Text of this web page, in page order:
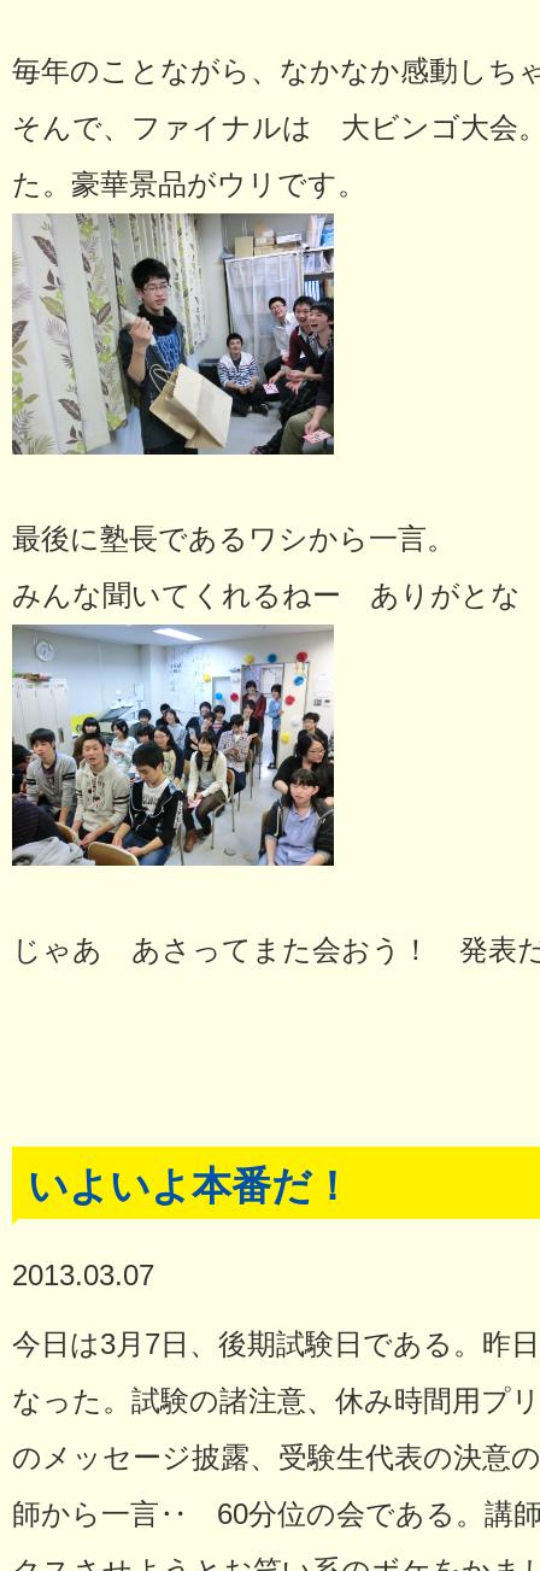
毎年のことながら、なかなか感動しち
そんで、ファイナルは 大ビンゴ大会
た。豪華景品がウリです。
最後に塾長であるワシから一言。
みんな聞いてくれるねー ありがとな
じゃあ あさってまた会おう！ 発表
いよいよ本番だ！
2013.03.07
今日は3月7日、後期試験日である。昨
なった。試験の諸注意、休み時間用プ
のメッセージ披露、受験生代表の決意
師から一言‥ 60分位の会である。講